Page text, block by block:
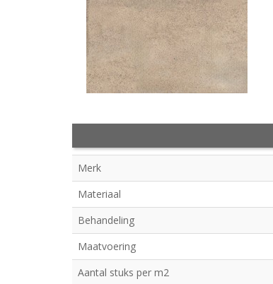
Merk
Materiaal
Behandeling
Maatvoering
Aantal stuks per m2